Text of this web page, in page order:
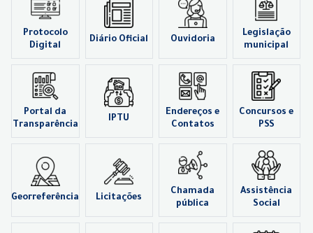
Protocolo
Digital
Diário Oficial Ouvidoria
Legislação
municipal
Portal da
Transparência
IPTU
Endereços e
Contatos
Concursos e
PSS
Georreferência Licitações
Chamada
pública
Assistência
Social